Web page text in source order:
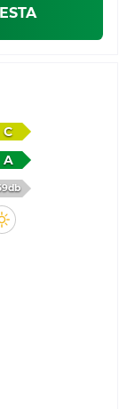
C
A